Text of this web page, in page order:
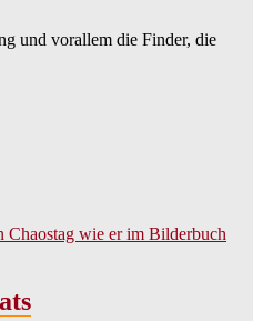
und vorallem die Finder, die
Chaostag wie er im Bilderbuch